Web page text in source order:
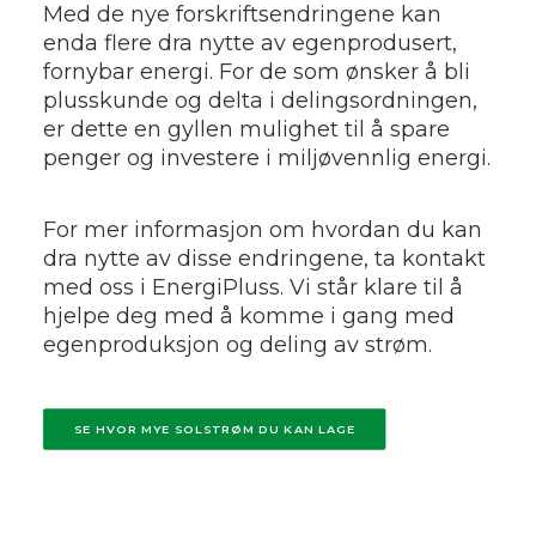
Med de nye forskriftsendringene kan
enda flere dra nytte av egenprodusert,
fornybar energi. For de som ønsker å bli
plusskunde og delta i delingsordningen,
er dette en gyllen mulighet til å spare
penger og investere i miljøvennlig energi.
For mer informasjon om hvordan du kan
dra nytte av disse endringene, ta kontakt
med oss i EnergiPluss. Vi står klare til å
hjelpe deg med å komme i gang med
egenproduksjon og deling av strøm.
SE HVOR MYE SOLSTRØM DU KAN LAGE